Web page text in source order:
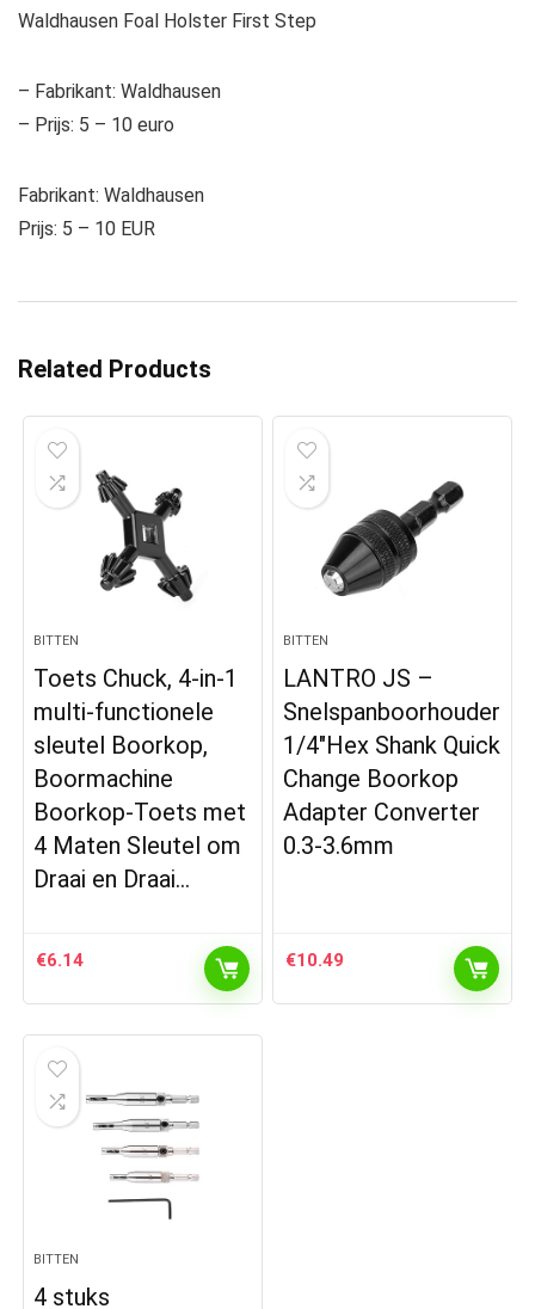
Waldhausen Foal Holster First Step
– Fabrikant: Waldhausen
– Prijs: 5 – 10 euro
Fabrikant: Waldhausen
Prijs: 5 – 10 EUR
Related Products
BITTEN
Toets Chuck, 4-in-1
multi-functionele
sleutel Boorkop,
Boormachine
Boorkop-Toets met
4 Maten Sleutel om
Draai en Draai…
€6.14
BITTEN
LANTRO JS –
Snelspanboorhouder
1/4″Hex Shank Quick
Change Boorkop
Adapter Converter
0.3-3.6mm
€10.49
BITTEN
4 stuks